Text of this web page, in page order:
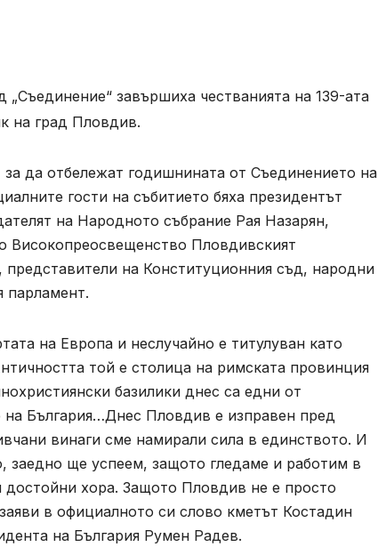
завършиха честванията на 139-ата
на град Пловдив.
да отбележат годишнината от Съединението на
гости на събитието бяха президентът
на Народното събрание Рая Назарян,
Високопреосвещенство Пловдивският
на Конституционния съд, народни
парламент.
на Европа и неслучайно е титулуван като
той е столица на римската провинция
базилики днес са едни от
на България…Днес Пловдив е изправен пред
винаги сме намирали сила в единството. И
заедно ще успеем, защото гледаме и работим в
достойни хора. Защото Пловдив не е просто
в официалното си слово кметът Костадин
на България Румен Радев.